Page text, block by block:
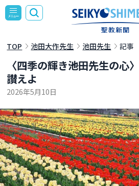
TOP 池田大作先生 池田先生 記事
〈四季の輝き――池田先生の
讃えよ
2026年5月10日